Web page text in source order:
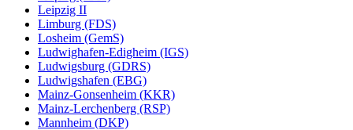
Leipzig II
Limburg (FDS)
Losheim (GemS)
Ludwighafen-Edigheim (IGS)
Ludwigsburg (GDRS)
Ludwigshafen (EBG)
Mainz-Gonsenheim (KKR)
Mainz-Lerchenberg (RSP)
Mannheim (DKP)